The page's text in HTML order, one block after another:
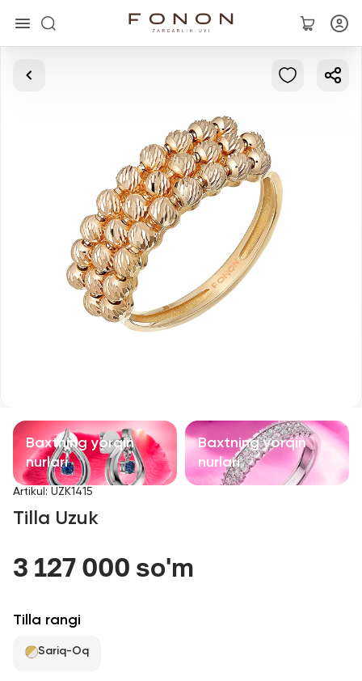
Asosiy
Bilaguzuklar
Kulonlar
Aksessuarlar
Sevimli
Baxtning yorqin
nurlari
Baxtning yorqin
nurlari
Artikul : UZK1415
Tilla Uzuk
3 127 000 so'm
Tilla rangi
Sariq-Oq